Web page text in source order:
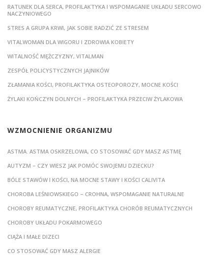
RATUNEK DLA SERCA, PROFILAKTYKA I WSPOMAGANIE UKŁADU SERCOWO
NACZYNIOWEGO
STRES A GRUPA KRWI, JAK SOBIE RADZIĆ ZE STRESEM
VITALWOMAN DLA WIGORU I ZDROWIA KOBIETY
WITALNOŚĆ MĘŻCZYZNY, VITALMAN
ZESPÓŁ POLICYSTYCZNYCH JAJNIKÓW
ZŁAMANIA KOŚCI, PROFILAKTYKA OSTEOPOROZY, MOCNE KOŚCI
ŻYLAKI KOŃCZYN DOLNYCH – PROFILAKTYKA PRZECIW ŻYLAKOWA
WZMOCNIENIE ORGANIZMU
ASTMA. ASTMA OSKRZELOWA, CO STOSOWAĆ GDY MASZ ASTMĘ
AUTYZM – CZY WIESZ JAK POMÓC SWOJEMU DZIECKU?
BÓLE STAWÓW I KOŚCI, NA MOCNE STAWY I KOŚCI CALIVITA
CHOROBA LEŚNIOWSKIEGO – CROHNA, WSPOMAGANIE NATURALNE
CHOROBY REUMATYCZNE, PROFILAKTYKA CHORÓB REUMATYCZNYCH
CHOROBY UKŁADU POKARMOWEGO
CIĄŻA I MAŁE DIZECI
CO STOSOWAĆ GDY MASZ ALERGIE